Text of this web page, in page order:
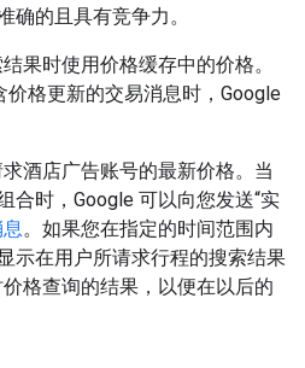
确的且具有竞争力。
果时使用价格缓存中的价格。
价格更新的交易消息时，Google
酒店广告账号的最新价格。当
合时，Google 可以向您发送“实
。如果您在指定的时间范围内
示在用户所请求行程的搜索结果
格查询的结果，以便在以后的